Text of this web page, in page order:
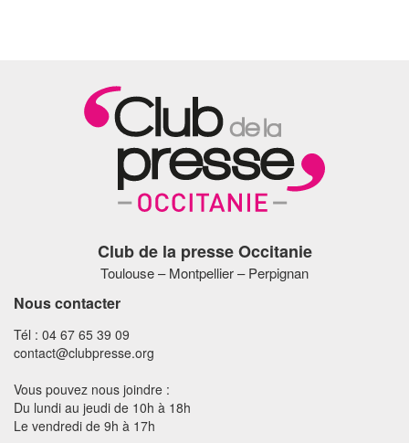
Club de la presse Occitanie
Toulouse – Montpellier – Perpignan
Nous contacter
Tél : 04 67 65 39 09
contact@clubpresse.org
Vous pouvez nous joindre :
Du lundi au jeudi de 10h à 18h
Le vendredi de 9h à 17h